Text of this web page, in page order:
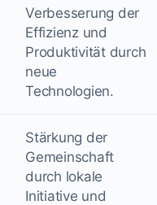
Verbesserung der
Effizienz und
Produktivität durch
neue
Technologien.
Stärkung der
Gemeinschaft
durch lokale
Initiative und